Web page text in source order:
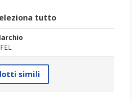
tutto
simili